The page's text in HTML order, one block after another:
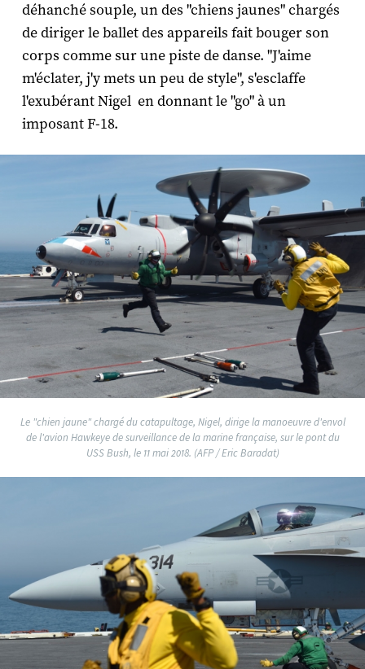
déhanché souple, un des "chiens jaunes" chargés
de diriger le ballet des appareils fait bouger son
corps comme sur une piste de danse. "J'aime
m'éclater, j'y mets un peu de style", s'esclaffe
l'exubérant Nigel en donnant le "go" à un
imposant F-18.
Le "chien jaune" chargé du catapultage, Nigel, dirige la manoeuvre d'envol
de l'avion Hawkeye de surveillance de la marine française, sur le pont du
USS Bush, le 11 mai 2018. (AFP / Eric Baradat)